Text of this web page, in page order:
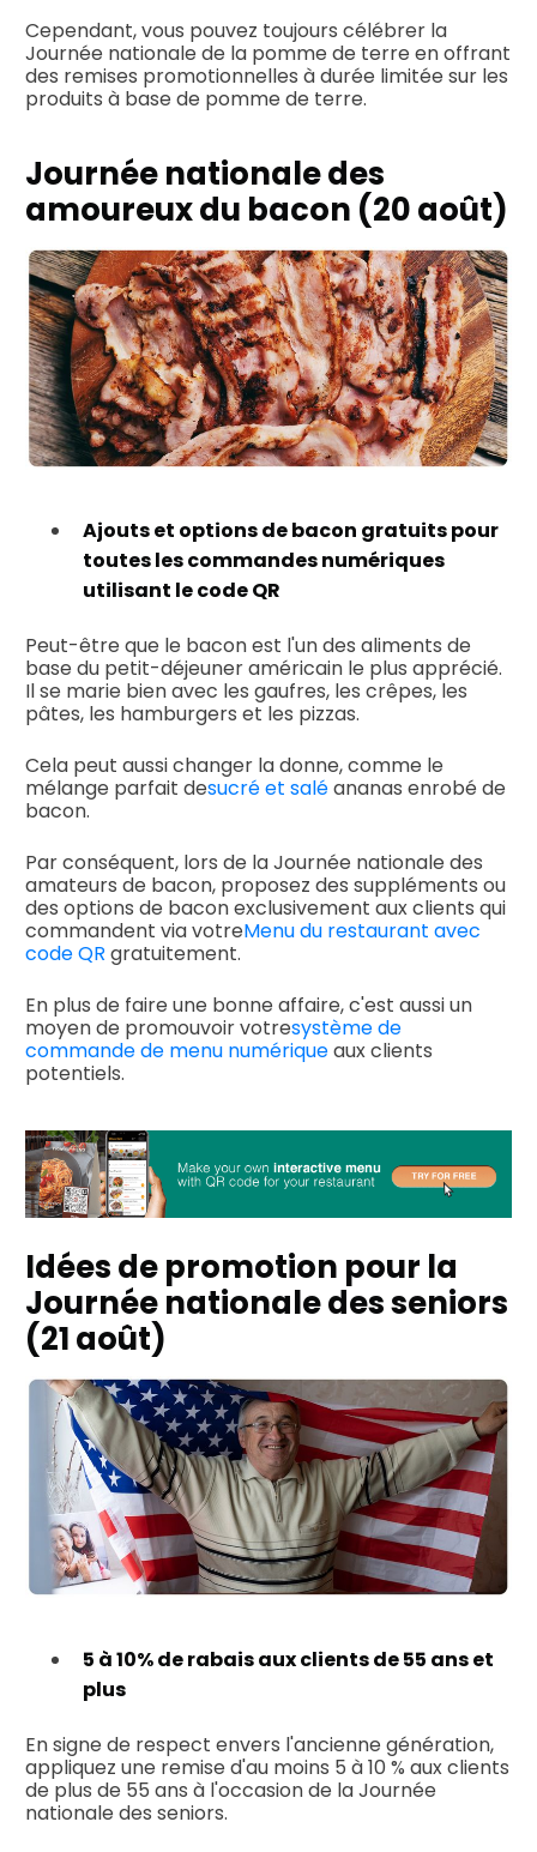
Cependant, vous pouvez toujours célébrer la
Journée nationale de la pomme de terre en offrant
des remises promotionnelles à durée limitée sur les
produits à base de pomme de terre.
Journée nationale des
amoureux du bacon (20 août)
Ajouts et options de bacon gratuits pour
toutes les commandes numériques
utilisant le code QR
Peut-être que le bacon est l'un des aliments de
base du petit-déjeuner américain le plus apprécié.
Il se marie bien avec les gaufres, les crêpes, les
pâtes, les hamburgers et les pizzas.
Cela peut aussi changer la donne, comme le
mélange parfait desucré et saléananas enrobé de
bacon.
Par conséquent, lors de la Journée nationale des
amateurs de bacon, proposez des suppléments ou
des options de bacon exclusivement aux clients qui
commandent via votreMenu du restaurant avec
code QR gratuitement.
En plus de faire une bonne affaire, c'est aussi un
moyen de promouvoir votresystème de
commande de menu numériqueaux clients
potentiels.
Idées de promotion pour la
Journée nationale des seniors
(21 août)
5 à 10% de rabais aux clients de 55 ans et
plus
En signe de respect envers l'ancienne génération,
appliquez une remise d'au moins 5 à 10 % aux clients
de plus de 55 ans à l'occasion de la Journée
nationale des seniors.